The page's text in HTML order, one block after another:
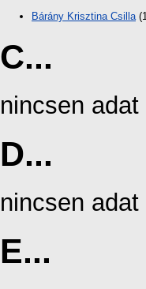
Bárány Krisztina Csilla
C...
nincsen
D...
nincsen
E...